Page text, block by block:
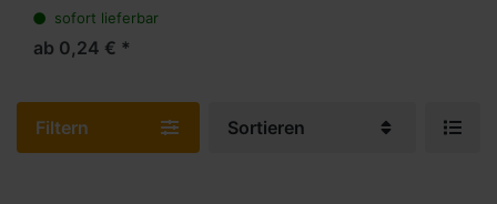
Fügeteilen vor der
Verklebung. Für den Einsatz
auf Metallen, lackierten
sofort lieferbar
ab 0,24 € *
Filtern Sortieren